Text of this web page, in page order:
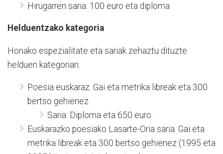
Hirugarren saria: 100 euro eta diploma
Helduentzako kategoria
Honako espezialitate eta sariak zehaztu dituzte
helduen kategorian:
Poesia euskaraz. Gai eta metrika libreak eta 300
bertso gehienez.
Saria: Diploma eta 650 euro.
Euskarazko poesiako Lasarte-Oria saria. Gai eta
metrika libreak eta 300 bertso gehienez (1995 eta